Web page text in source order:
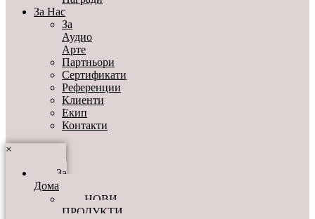
За Нас
За
Аудио
Арте
Партньори
Сертификати
Референции
Клиенти
Екип
Контакти
×
За
Дома
НОВИ
ПРОДУКТИ